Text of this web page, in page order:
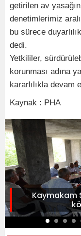
getirilen av
denetimlerimiz
bu sürece
dedi.
Yetkililer,
korunması adına
kararlılıkla devam
Kaynak : PHA
Kaymakam